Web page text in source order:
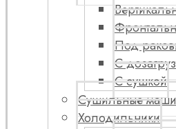
Под
С
С сушкой
Сушильные
Холодильники